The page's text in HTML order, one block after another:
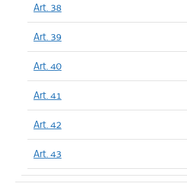
Art. 38
Art. 39
Art. 40
Art. 41
Art. 42
Art. 43